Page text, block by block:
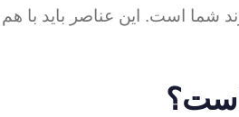
شما است. این عناصر باید با